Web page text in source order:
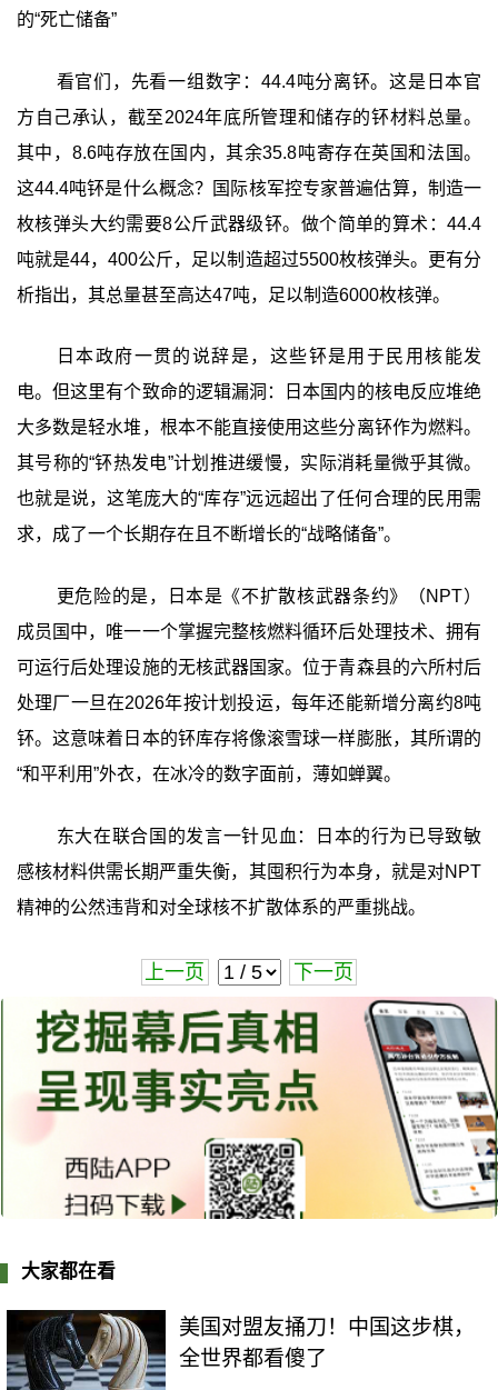
的“死亡储备”‍
看官们，先看一组数字：44.4吨分离钚。这是日本官
方自己承认，截至2024年底所管理和储存的钚材料总量。
其中，8.6吨存放在国内，其余35.8吨寄存在英国和法国。
这44.4吨钚是什么概念？国际核军控专家普遍估算，制造一
枚核弹头大约需要8公斤武器级钚。做个简单的算术：44.4
吨就是44，400公斤，足以制造超过5500枚核弹头。更有分
析指出，其总量甚至高达47吨，足以制造6000枚核弹。
日本政府一贯的说辞是，这些钚是用于民用核能发
电。但这里有个致命的逻辑漏洞：日本国内的核电反应堆绝
大多数是轻水堆，根本不能直接使用这些分离钚作为燃料。
其号称的“钚热发电”计划推进缓慢，实际消耗量微乎其微。
也就是说，这笔庞大的“库存”远远超出了任何合理的民用需
求，成了一个长期存在且不断增长的“战略储备”。
更危险的是，日本是《不扩散核武器条约》（NPT）
成员国中，唯一一个掌握完整核燃料循环后处理技术、拥有
可运行后处理设施的无核武器国家。位于青森县的六所村后
处理厂一旦在2026年按计划投运，每年还能新增分离约8吨
钚。这意味着日本的钚库存将像滚雪球一样膨胀，其所谓的
“和平利用”外衣，在冰冷的数字面前，薄如蝉翼。
东大在联合国的发言一针见血：日本的行为已导致敏
感核材料供需长期严重失衡，其囤积行为本身，就是对NPT
精神的公然违背和对全球核不扩散体系的严重挑战。
上一页 下一页
大家都在看
美国对盟友捅刀！中国这步棋，
全世界都看傻了